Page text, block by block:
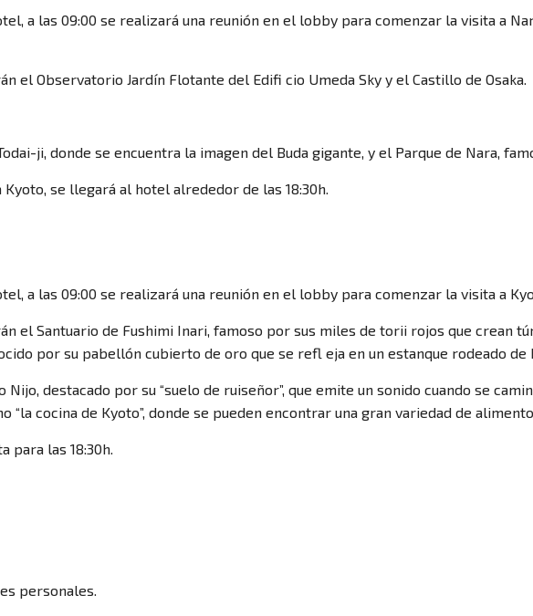
Ofertas de viaje de última hora
Nosotros
a las 09:00 se realizará una reunión en el lobby para comenzar la visita a
el Observatorio Jardín Flotante del Edifi cio Umeda Sky y el Castillo de Osaka.
ji, donde se encuentra la imagen del Buda gigante, y el Parque de Nara,
se llegará al hotel alrededor de las 18:30h.
a las 09:00 se realizará una reunión en el lobby para comenzar la visita a
el Santuario de Fushimi Inari, famoso por sus miles de torii rojos que crean
por su pabellón cubierto de oro que se refl eja en un estanque rodeado
destacado por su “suelo de ruiseñor”, que emite un sonido cuando se
“la cocina de Kyoto”, donde se pueden encontrar una gran variedad de
para las 18:30h.
personales.